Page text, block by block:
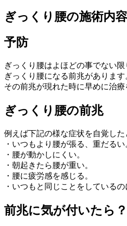
ぎっくり腰の施術内
予防
ぎっくり腰はよほどの事でない
ぎっくり腰になる前兆があります
その前兆が現れた時に早めに治療
ぎっくり腰の前兆
例えば下記の様な症状を自覚した
・いつもより腰が張る、重だるい
・腰が動かしにくい。
・朝起きたら腰が重い。
・腰に疲労感を感じる。
・いつもと同じことをしている
前兆に気が付いたら？